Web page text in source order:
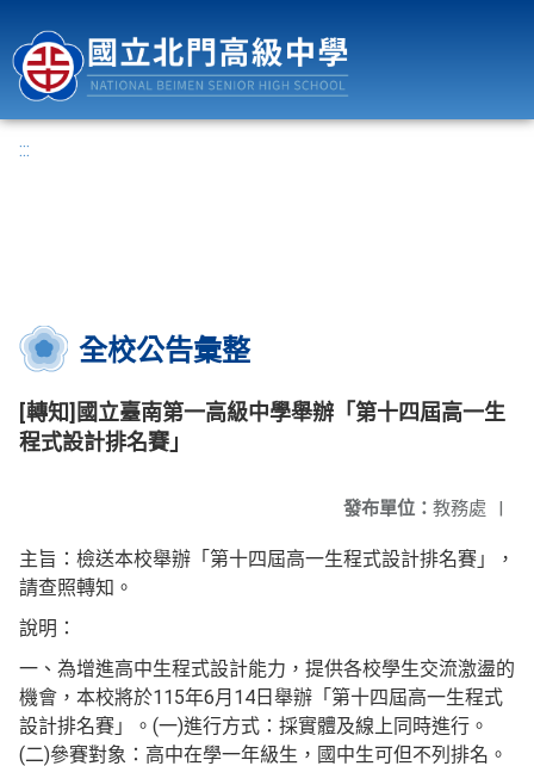
:::
全校公告彙整
[轉知]國立臺南第一高級中學舉辦「第十四屆高一生
程式設計排名賽」
發布單位： 教務處 |
主旨：檢送本校舉辦「第十四屆高一生程式設計排名賽」，
請查照轉知。
說明：
一、為增進高中生程式設計能力，提供各校學生交流激盪的
機會，本校將於115年6月14日舉辦「第十四屆高一生程式
設計排名賽」。(一)進行方式：採實體及線上同時進行。
(二)參賽對象：高中在學一年級生，國中生可但不列排名。